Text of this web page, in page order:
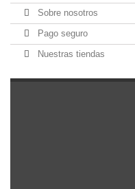
Sobre nosotros
Pago seguro
Nuestras tiendas